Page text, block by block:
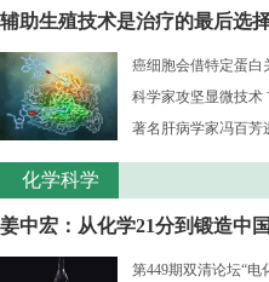
辅助生殖技术是治疗的最后选
癌细胞会借特定蛋白
科学家攻坚显微技术
著名肝病学家冯百芳
化学科学
姜中宏：从化学21分到锻造中
第449期双清论坛“电